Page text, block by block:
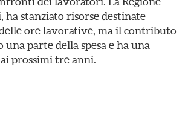
ha stanziato risorse destinate
ore lavorative, ma il contributo
parte della spesa e ha una
prossimi tre anni.